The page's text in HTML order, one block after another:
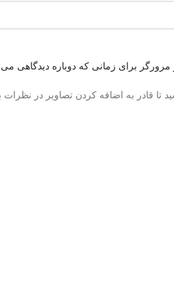
برای زمانی که دوباره دیدگاهی
تا قادر به اضافه کردن تصاویر در نظرات